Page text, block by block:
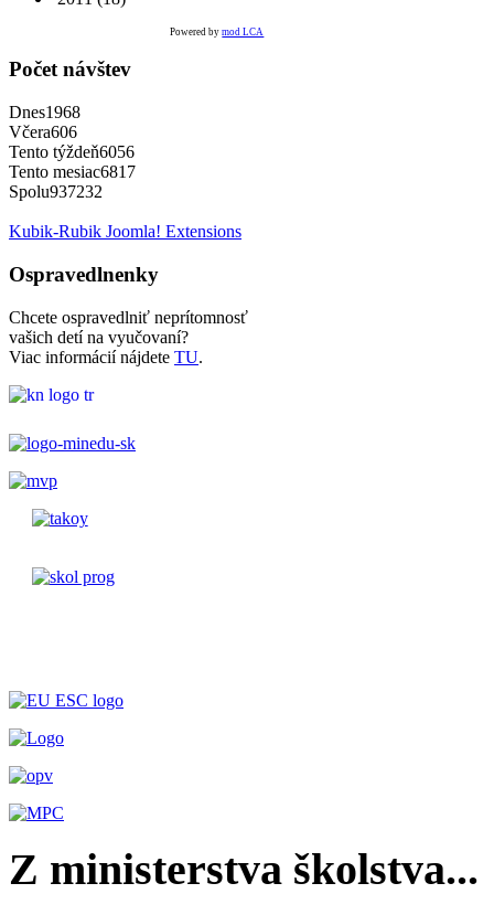
Powered bymod LCA
Počet návštev
Dnes1968
Včera606
Tento týždeň6056
Tento mesiac6817
Spolu937232
Kubik-Rubik Joomla! Extensions
Ospravedlnenky
Chcete ospravedlniť neprítomnosť
vašich detí na vyučovaní?
Viac informácií nájdete TU.
Z ministerstva školstva...